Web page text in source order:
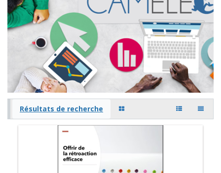
Résultats de recherche